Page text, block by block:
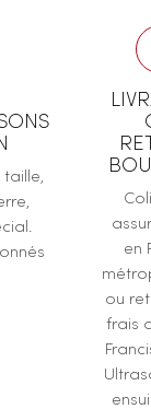
taille,
en
ou
frais